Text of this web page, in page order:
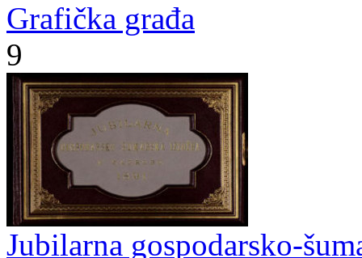
Grafička građa
9
Jubilarna gospodarsko-